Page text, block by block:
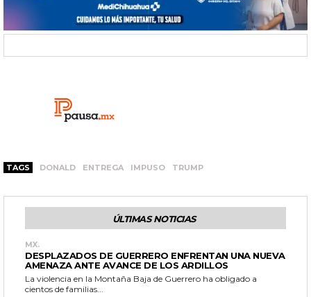
TAGS DONALD ENTREGA IMPUSO TRUMP
ÚLTIMAS NOTICIAS
MX.
DESPLAZADOS DE GUERRERO ENFRENTAN UNA NUEVA
AMENAZA ANTE AVANCE DE LOS ARDILLOS
La violencia en la Montaña Baja de Guerrero ha obligado a
cientos de familias...